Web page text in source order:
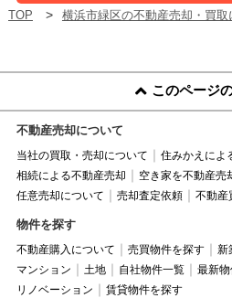
TOP 横浜市緑区の不動産売却・買取
このページ
不動産売却について
当社の買取・売却について
住みかえによ
相続による不動産売却
空き家を不動産売
任意売却について
売却査定依頼 不動産
物件を探す
不動産購入について 売買物件を探す 新
マンション
土地 自社物件一覧 最新
リノベーション
賃貸物件を探す